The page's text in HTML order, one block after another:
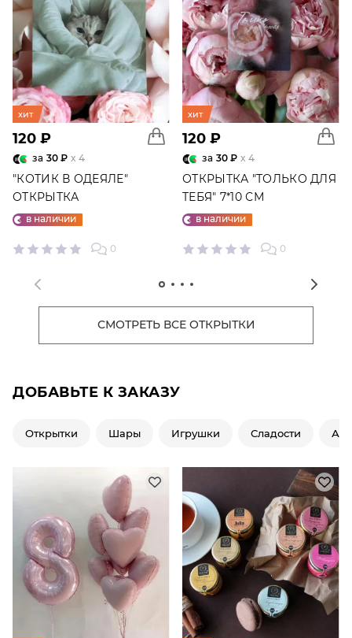
хит
120 ₽
за 30 ₽ x 4
"КОТИК В ОДЕЯЛЕ"
ОТКРЫТКА
в наличии
0
хит
120 ₽
за 30 ₽ x 4
ОТКРЫТКА "ТОЛЬКО ДЛЯ
ТЕБЯ" 7*10 СМ
в наличии
0
СМОТРЕТЬ ВСЕ ОТКРЫТКИ
ДОБАВЬТЕ К ЗАКАЗУ
Открытки Шары Игрушки Сладости